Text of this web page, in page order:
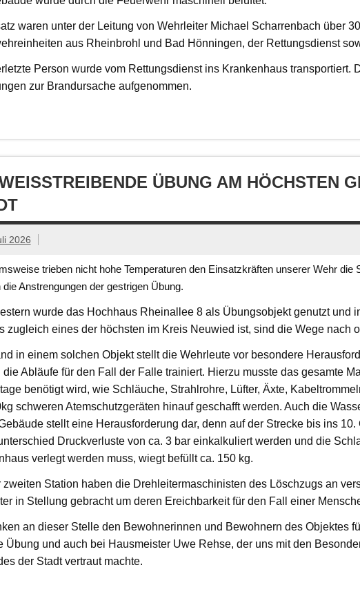
waren unter der Leitung von Wehrleiter Michael Scharrenbach über
aus Rheinbrohl und Bad Hönningen, der Rettungsdienst
Person wurde vom Rettungsdienst ins Krankenhaus transportiert.
zur Brandursache aufgenommen.
ÜBUNG AM HÖCHSTEN
2026
trieben nicht hohe Temperaturen den Einsatzkräften unserer Wehr die
die Anstrengungen der gestrigen Übung.
wurde das Hochhaus Rheinallee 8 als Übungsobjekt genutzt und
zugleich eines der höchsten im Kreis Neuwied ist, sind die Wege nach
in einem solchen Objekt stellt die Wehrleute vor besondere
die Abläufe für den Fall der Falle trainiert. Hierzu musste das gesamte
benötigt wird, wie Schläuche, Strahlrohre, Lüfter, Äxte,
schweren Atemschutzgeräten hinauf geschafft werden. Auch die
stellt eine Herausforderung dar, denn auf der Strecke bis ins 10.
Druckverluste von ca. 3 bar einkalkuliert werden und die
verlegt werden muss, wiegt befüllt ca. 150 kg.
zweiten Station haben die Drehleitermaschinisten des Löschzugs an
in Stellung gebracht um deren Ereichbarkeit für den Fall einer
an dieser Stelle den Bewohnerinnen und Bewohnern des Objektes
Übung und auch bei Hausmeister Uwe Rehse, der uns mit den
der Stadt vertraut machte.